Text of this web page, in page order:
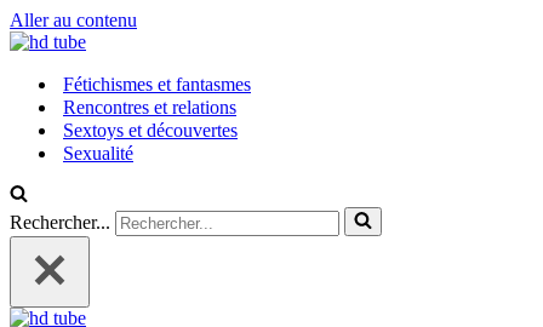
Aller au contenu
Fétichismes et fantasmes
Rencontres et relations
Sextoys et découvertes
Sexualité
Rechercher...